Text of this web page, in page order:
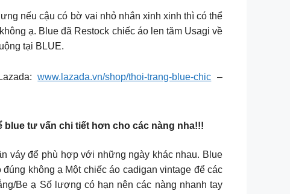
nếu cậu có bờ vai nhỏ nhắn xinh xinh thì có thể
ạ. Blue đã Restock chiếc áo len tăm Usagi về
tại BLUE.
www.lazada.vn/shop/thoi-trang-blue-chic –
blue tư vấn chi tiết hơn cho các nàng nha!!!
váy để phù hợp với những ngày khác nhau. Blue
không ạ Một chiếc áo cadigan vintage để các
Be ạ Số lượng có hạn nên các nàng nhanh tay